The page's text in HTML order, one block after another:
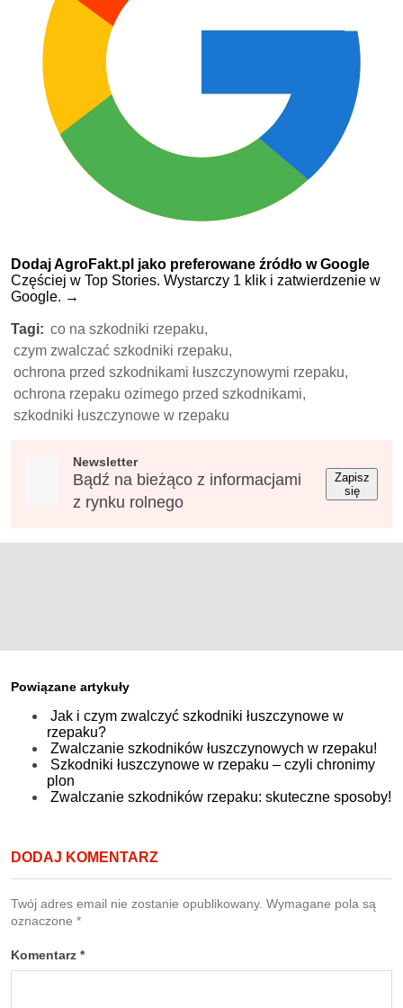
Dodaj AgroFakt.pl jako preferowane źródło w Google
Częściej w Top Stories. Wystarczy 1 klik i zatwierdzenie w
Google. →
Tagi: co na szkodniki rzepaku,
czym zwalczać szkodniki rzepaku,
ochrona przed szkodnikami łuszczynowymi rzepaku,
ochrona rzepaku ozimego przed szkodnikami,
szkodniki łuszczynowe w rzepaku
Newsletter
Bądź na bieżąco z informacjami
z rynku rolnego
Zapisz
się
Powiązane artykuły
Jak i czym zwalczyć szkodniki łuszczynowe w
rzepaku?
Zwalczanie szkodników łuszczynowych w rzepaku!
Szkodniki łuszczynowe w rzepaku – czyli chronimy
plon
Zwalczanie szkodników rzepaku: skuteczne sposoby!
DODAJ KOMENTARZ
Twój adres email nie zostanie opublikowany. Wymagane pola są
oznaczone *
Komentarz *